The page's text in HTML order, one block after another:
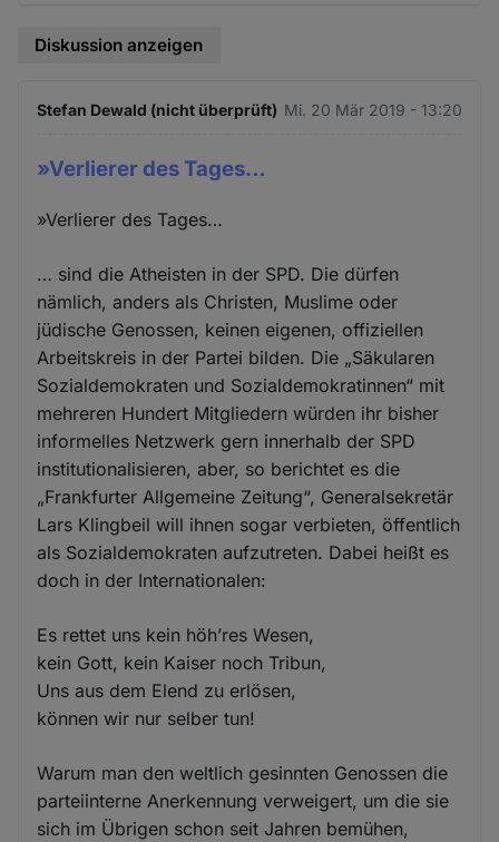
Diskussion anzeigen
Stefan Dewald (nicht überprüft) Mi. 20 Mär 2019 - 13:20
»Verlierer des Tages…
»Verlierer des Tages…
… sind die Atheisten in der SPD. Die dürfen
nämlich, anders als Christen, Muslime oder
jüdische Genossen, keinen eigenen, offiziellen
Arbeitskreis in der Partei bilden. Die „Säkularen
Sozialdemokraten und Sozialdemokratinnen“ mit
mehreren Hundert Mitgliedern würden ihr bisher
informelles Netzwerk gern innerhalb der SPD
institutionalisieren, aber, so berichtet es die
„Frankfurter Allgemeine Zeitung“, Generalsekretär
Lars Klingbeil will ihnen sogar verbieten, öffentlich
als Sozialdemokraten aufzutreten. Dabei heißt es
doch in der Internationalen:
Es rettet uns kein höh’res Wesen,
kein Gott, kein Kaiser noch Tribun,
Uns aus dem Elend zu erlösen,
können wir nur selber tun!
Warum man den weltlich gesinnten Genossen die
parteiinterne Anerkennung verweigert, um die sie
sich im Übrigen schon seit Jahren bemühen,